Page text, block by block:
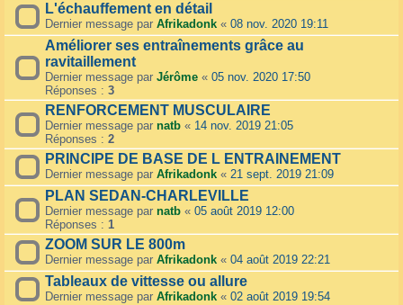
L'échauffement en détail
Dernier message par Afrikadonk « 08 nov. 2020 19:11
Améliorer ses entraînements grâce au
ravitaillement
Dernier message par Jérôme « 05 nov. 2020 17:50
Réponses : 3
RENFORCEMENT MUSCULAIRE
Dernier message par natb « 14 nov. 2019 21:05
Réponses : 2
PRINCIPE DE BASE DE L ENTRAINEMENT
Dernier message par Afrikadonk « 21 sept. 2019 21:09
PLAN SEDAN-CHARLEVILLE
Dernier message par natb « 05 août 2019 12:00
Réponses : 1
ZOOM SUR LE 800m
Dernier message par Afrikadonk « 04 août 2019 22:21
Tableaux de vittesse ou allure
Dernier message par Afrikadonk « 02 août 2019 19:54